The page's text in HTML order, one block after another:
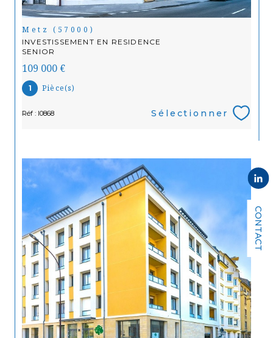
CONTACT
Metz (57000)
INVESTISSEMENT EN RESIDENCE
SENIOR
109 000 €
1 Pièce(s)
Réf : I0868 Sélectionner